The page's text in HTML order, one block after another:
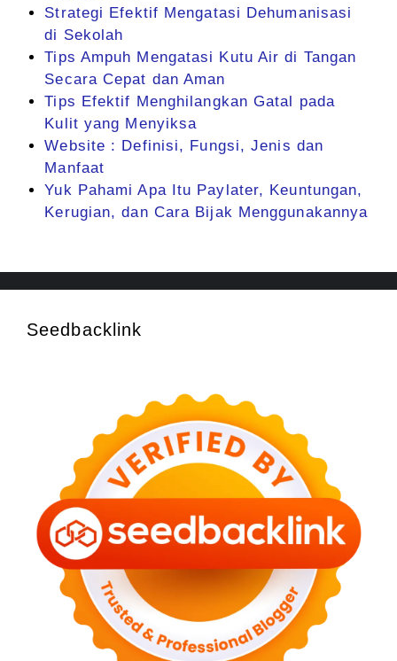
Strategi Efektif Mengatasi Dehumanisasi
di Sekolah
Tips Ampuh Mengatasi Kutu Air di Tangan
Secara Cepat dan Aman
Tips Efektif Menghilangkan Gatal pada
Kulit yang Menyiksa
Website : Definisi, Fungsi, Jenis dan
Manfaat
Yuk Pahami Apa Itu Paylater, Keuntungan,
Kerugian, dan Cara Bijak Menggunakannya
Seedbacklink